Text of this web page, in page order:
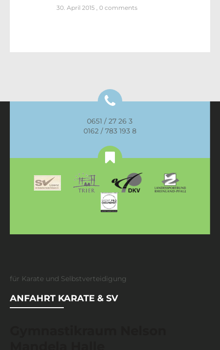
30. April 2015 , 0 comments
0651 / 27 26 3
0162 / 783 193 8
für Karate und Selbstverteidigung
ANFAHRT KARATE & SV